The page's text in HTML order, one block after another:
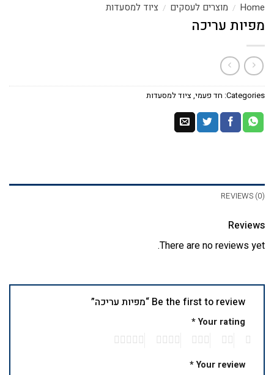
Home
/ מוצרים לעסקים / ציוד למסעדות
מפיות עריכה
Categories: חד פעמי, ציוד למסעדות
REVIEWS (0)
Reviews
There are no reviews yet.
Be the first to review “מפיות עריכה”
Your rating
*
Your review
*